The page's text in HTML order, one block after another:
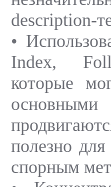
description-
•
Index,
которые
полезно
спорным